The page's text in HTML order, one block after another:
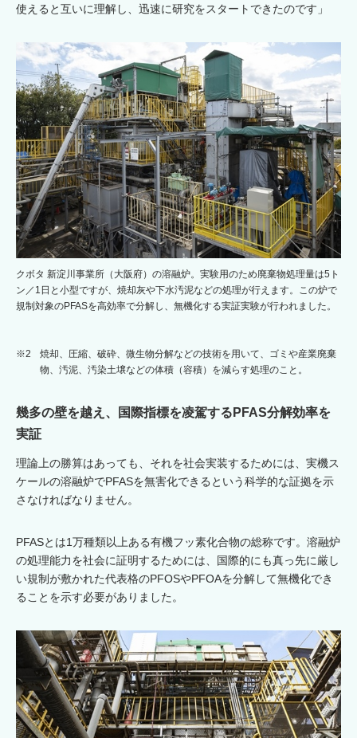
使えると互いに理解し、迅速に研究をスタートできたのです」
クボタ 新淀川事業所（大阪府）の溶融炉。実験用のため廃棄物処理量は5ト
ン／1日と小型ですが、焼却灰や下水汚泥などの処理が行えます。この炉で
規制対象のPFASを高効率で分解し、無機化する実証実験が行われました。
※2
焼却、圧縮、破砕、微生物分解などの技術を用いて、ゴミや産業廃棄
物、汚泥、汚染土壌などの体積（容積）を減らす処理のこと。
幾多の壁を越え、国際指標を凌駕するPFAS分解効率を
実証
理論上の勝算はあっても、それを社会実装するためには、実機ス
ケールの溶融炉でPFASを無害化できるという科学的な証拠を示
さなければなりません。
PFASとは1万種類以上ある有機フッ素化合物の総称です。溶融炉
の処理能力を社会に証明するためには、国際的にも真っ先に厳し
い規制が敷かれた代表格のPFOSやPFOAを分解して無機化でき
ることを示す必要がありました。